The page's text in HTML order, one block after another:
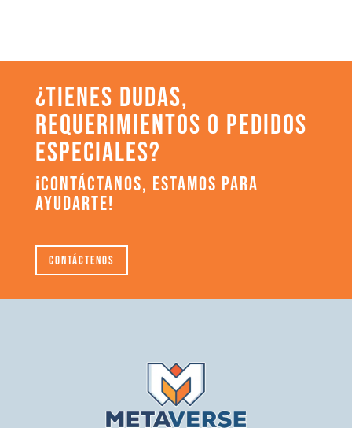
¿TIENES DUDAS,
REQUERIMIENTOS O PEDIDOS
ESPECIALES?
¡CONTÁCTANOS, ESTAMOS PARA
AYUDARTE!
Contáctenos